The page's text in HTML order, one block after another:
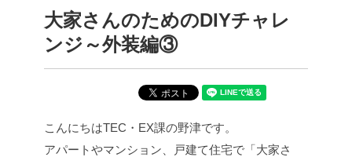
大家さんのためのDIYチャレ
ンジ～外装編③
こんにちはTEC・EX課の野津です。
アパートやマンション、戸建て住宅で「大家さ